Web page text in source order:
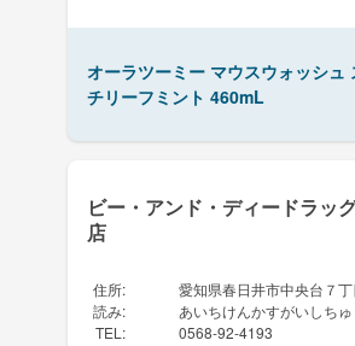
オーラツーミー マウスウォッシュ
チリーフミント 460mL
ビー・アンド・ディードラ
店
住所:
愛知県春日井市中央台７丁
読み:
あいちけんかすがいしち
TEL : 0568-92-4193